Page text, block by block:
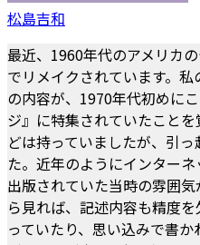
松島吉和
最近、1960年代のアメリカ
でリメイクされています。
の内容が、1970年代初めに
ジ』に特集されていたこと
どは持っていましたが、引
た。近年のようにインターネ
出版されていた当時の雰囲
ら見れば、記述内容も精度
っていたり、思い込みで書